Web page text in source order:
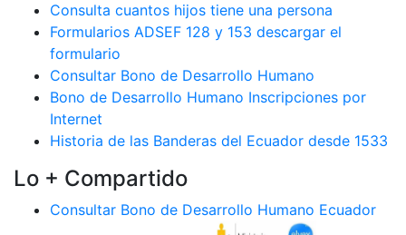
Consulta cuantos hijos tiene una persona
Formularios ADSEF 128 y 153 descargar el
formulario
Consultar Bono de Desarrollo Humano
Bono de Desarrollo Humano Inscripciones por
Internet
Historia de las Banderas del Ecuador desde 1533
Lo + Compartido
Consultar Bono de Desarrollo Humano Ecuador